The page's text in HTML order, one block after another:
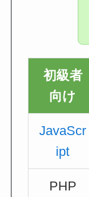
初級者
向け
JavaScr
ipt
PHP